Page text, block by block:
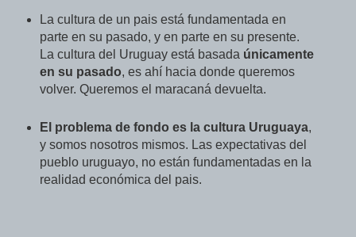
La cultura de un pais está fundamentada en
parte en su pasado, y en parte en su presente.
La cultura del Uruguay está basada únicamente
en su pasado, es ahí hacia donde queremos
volver. Queremos el maracaná devuelta.
El problema de fondo es la cultura Uruguaya,
y somos nosotros mismos. Las expectativas del
pueblo uruguayo, no están fundamentadas en la
realidad económica del pais.